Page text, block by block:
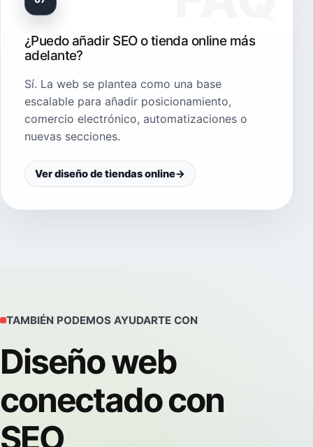
¿Puedo añadir SEO o tienda online más
adelante?
Sí. La web se plantea como una base
escalable para añadir posicionamiento,
comercio electrónico, automatizaciones o
nuevas secciones.
Ver diseño de tiendas online→
TAMBIÉN PODEMOS AYUDARTE CON
Diseño web
conectado con
SEO,